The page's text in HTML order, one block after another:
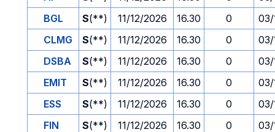
BGL
S(**) 11/12/2026 16.30 0
CLMG
S(**) 11/12/2026 16.30 0
DSBA
S(**) 11/12/2026 16.30 0
EMIT
S(**) 11/12/2026 16.30 0
ESS
S(**) 11/12/2026 16.30 0
FIN
S(**) 11/12/2026 16.30 0